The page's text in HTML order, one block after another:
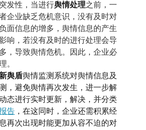
发性，当进行舆情处理之前，一
企业缺乏危机意识，没有及时对
负面信息的增多，舆情信息的产生
响，若没有及时的进行处理会导
，导致舆情危机。因此，企业必
。
新舆盾舆情监测系统对舆情信息及
，避免舆情再次发生，进一步解
态进行实时更新，解决，并分类
告 ，在这同时，企业还需积累经
再次出现时能更加从容不迫的对